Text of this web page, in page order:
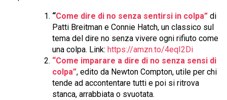
“Come dire di no senza sentirsi in colpa” di
Patti Breitman e Connie Hatch, un classico sul
tema del dire no senza vivere ogni rifiuto come
una colpa. Link: https://amzn.to/4eqI2Di
“Come imparare a dire di no senza sensi di
colpa”, edito da Newton Compton, utile per chi
tende ad accontentare tutti e poi si ritrova
stanca, arrabbiata o svuotata.